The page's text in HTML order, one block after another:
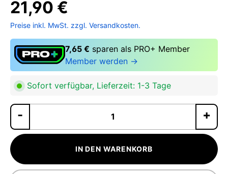
21,90 €
Preise inkl. MwSt. zzgl. Versandkosten.
7,65 € sparen als PRO+ Member
Member werden →
Sofort verfügbar, Lieferzeit: 1-3 Tage
IN DEN WARENKORB